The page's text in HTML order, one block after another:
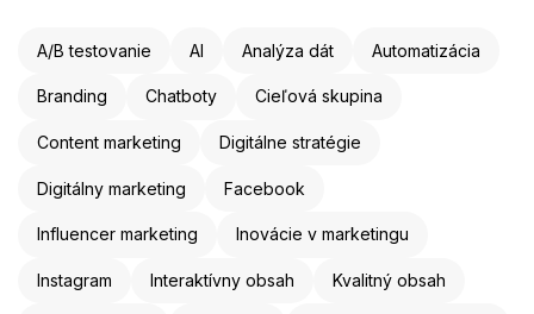
A/B testovanie AI Analýza dát Automatizácia
Branding Chatboty Cieľová skupina
Content marketing Digitálne stratégie
Digitálny marketing Facebook
Influencer marketing Inovácie v marketingu
Instagram Interaktívny obsah Kvalitný obsah